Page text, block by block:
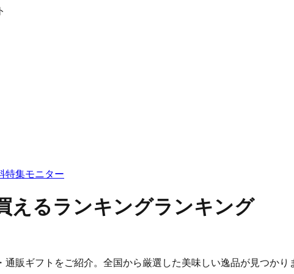
特集モニター
えるランキングランキング
販ギフトをご紹介。全国から厳選した美味しい逸品が見つかり